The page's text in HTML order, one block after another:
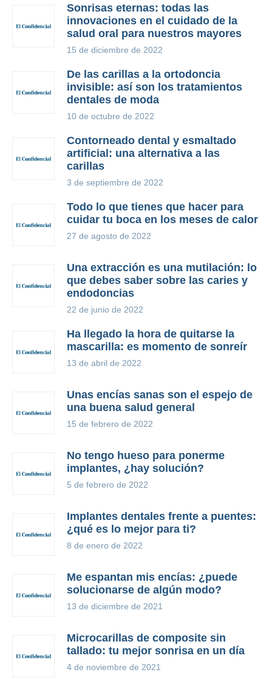
Sonrisas eternas: todas las
innovaciones en el cuidado de la
salud oral para nuestros mayores
15 de diciembre de 2022
De las carillas a la ortodoncia
invisible: así son los tratamientos
dentales de moda
10 de octubre de 2022
Contorneado dental y esmaltado
artificial: una alternativa a las
carillas
3 de septiembre de 2022
Todo lo que tienes que hacer para
cuidar tu boca en los meses de calor
27 de agosto de 2022
Una extracción es una mutilación: lo
que debes saber sobre las caries y
endodoncias
22 de junio de 2022
Ha llegado la hora de quitarse la
mascarilla: es momento de sonreír
13 de abril de 2022
Unas encías sanas son el espejo de
una buena salud general
15 de febrero de 2022
No tengo hueso para ponerme
implantes, ¿hay solución?
5 de febrero de 2022
Implantes dentales frente a puentes:
¿qué es lo mejor para ti?
8 de enero de 2022
Me espantan mis encías: ¿puede
solucionarse de algún modo?
13 de diciembre de 2021
Microcarillas de composite sin
tallado: tu mejor sonrisa en un día
4 de noviembre de 2021